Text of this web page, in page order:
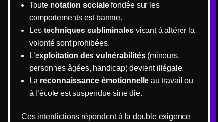
Toute notation sociale fondée sur les
comportements est bannie.
Les techniques subliminales visant à altérer la
volonté sont prohibées.
L’exploitation des vulnérabilités (mineurs,
personnes âgées, handicap) devient illégale.
La reconnaissance émotionnelle au travail ou
à l’école est suspendue sine die.
Ces interdictions répondent à la double exigence